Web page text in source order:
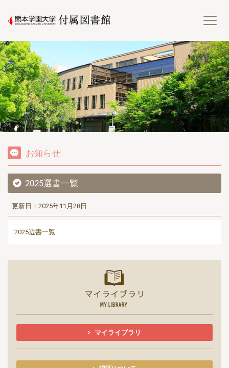
熊
お知らせ
2025選書一覧
更新日：2025年11月28日
2025選書一覧
マイライブラリ